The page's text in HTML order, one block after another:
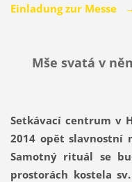
Einladung zur Messe
Mše svatá v
Setkávací centrum v
2014 opět slavnostní
Samotný rituál se
prostorách kostela